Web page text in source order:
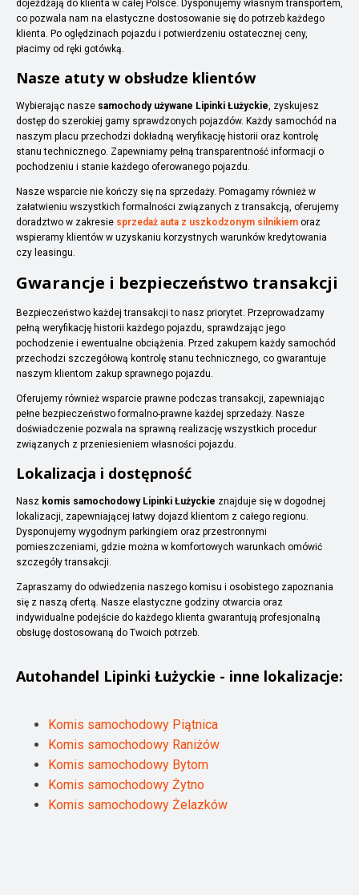
dojeżdżają do klienta w całej Polsce. Dysponujemy własnym transportem,
co pozwala nam na elastyczne dostosowanie się do potrzeb każdego
klienta. Po oględzinach pojazdu i potwierdzeniu ostatecznej ceny,
płacimy od ręki gotówką.
Nasze atuty w obsłudze klientów
Wybierając nasze samochody używane Lipinki Łużyckie, zyskujesz
dostęp do szerokiej gamy sprawdzonych pojazdów. Każdy samochód na
naszym placu przechodzi dokładną weryfikację historii oraz kontrolę
stanu technicznego. Zapewniamy pełną transparentność informacji o
pochodzeniu i stanie każdego oferowanego pojazdu.
Nasze wsparcie nie kończy się na sprzedaży. Pomagamy również w
załatwieniu wszystkich formalności związanych z transakcją, oferujemy
doradztwo w zakresie sprzedaż auta z uszkodzonym silnikiem oraz
wspieramy klientów w uzyskaniu korzystnych warunków kredytowania
czy leasingu.
Gwarancje i bezpieczeństwo transakcji
Bezpieczeństwo każdej transakcji to nasz priorytet. Przeprowadzamy
pełną weryfikację historii każdego pojazdu, sprawdzając jego
pochodzenie i ewentualne obciążenia. Przed zakupem każdy samochód
przechodzi szczegółową kontrolę stanu technicznego, co gwarantuje
naszym klientom zakup sprawnego pojazdu.
Oferujemy również wsparcie prawne podczas transakcji, zapewniając
pełne bezpieczeństwo formalno-prawne każdej sprzedaży. Nasze
doświadczenie pozwala na sprawną realizację wszystkich procedur
związanych z przeniesieniem własności pojazdu.
Lokalizacja i dostępność
Nasz komis samochodowy Lipinki Łużyckie znajduje się w dogodnej
lokalizacji, zapewniającej łatwy dojazd klientom z całego regionu.
Dysponujemy wygodnym parkingiem oraz przestronnymi
pomieszczeniami, gdzie można w komfortowych warunkach omówić
szczegóły transakcji.
Zapraszamy do odwiedzenia naszego komisu i osobistego zapoznania
się z naszą ofertą. Nasze elastyczne godziny otwarcia oraz
indywidualne podejście do każdego klienta gwarantują profesjonalną
obsługę dostosowaną do Twoich potrzeb.
Autohandel Lipinki Łużyckie - inne lokalizacje:
Komis samochodowy Piątnica
Komis samochodowy Raniżów
Komis samochodowy Bytom
Komis samochodowy Żytno
Komis samochodowy Żelazków